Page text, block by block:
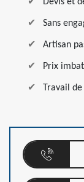
Sans
Artisan
Prix
Travail